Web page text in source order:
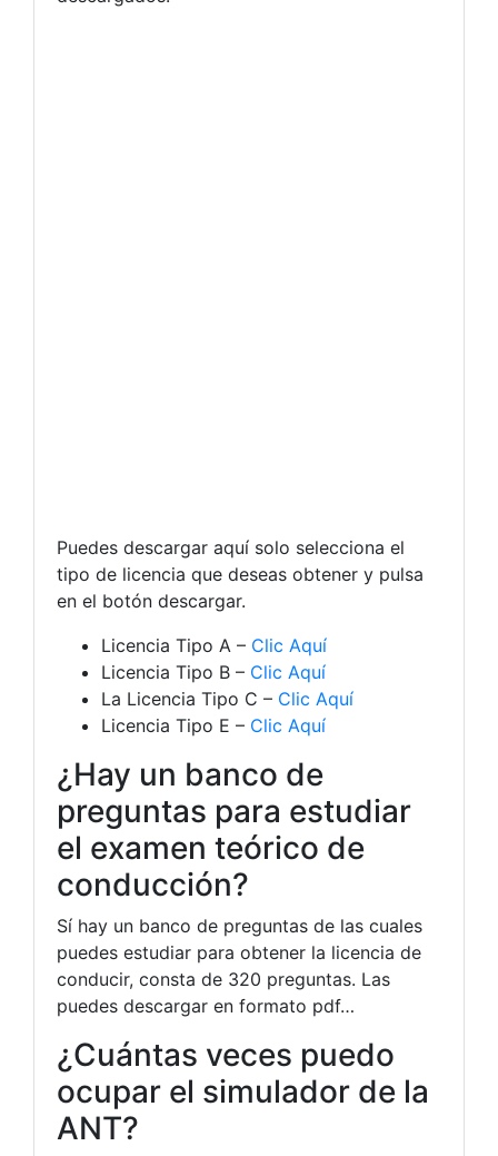
Puedes descargar aquí solo selecciona el
tipo de licencia que deseas obtener y pulsa
en el botón descargar.
Licencia Tipo A – Clic Aquí
Licencia Tipo B – Clic Aquí
La Licencia Tipo C – Clic Aquí
Licencia Tipo E – Clic Aquí
¿Hay un banco de
preguntas para estudiar
el examen teórico de
conducción?
Sí hay un banco de preguntas de las cuales
puedes estudiar para obtener la licencia de
conducir, consta de 320 preguntas. Las
puedes descargar en formato pdf…
¿Cuántas veces puedo
ocupar el simulador de la
ANT?